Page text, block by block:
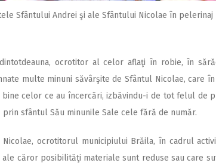
Sfântului Andrei şi ale Sfântului Nicolae în pelerinaj
ocrotitor al celor aflaţi în robie, în
multe minuni săvârşite de Sfântul Nicolae, care
celor ce au încercări, izbăvindu-i de tot felul de
prin sfântul Său minunile Sale cele fără de număr.
ocrotitorul municipiului Brăila, în cadrul
căror posibilităţi materiale sunt reduse sau care